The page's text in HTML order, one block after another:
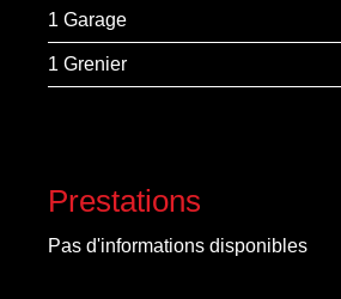
1 Garage
1 Grenier
Prestations
Pas d'informations disponibles